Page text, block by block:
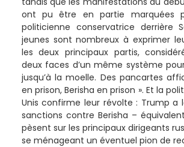
ont pu être en partie marquées
politicienne conservatrice derrière
jeunes sont nombreux à exprimer
les deux principaux partis,
deux faces d’un même système
jusqu’à la moelle. Des pancartes
en prison, Berisha en prison ». Et la
Unis confirme leur révolte : Trump a
sanctions contre Berisha –
pèsent sur les principaux dirigeants
se ménageant un éventuel pion de